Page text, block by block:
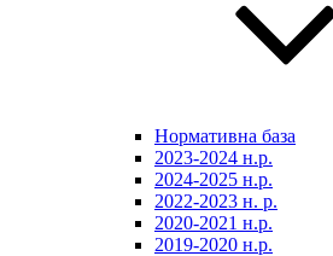
Нормативна база
2023-2024 н.р.
2024-2025 н.р.
2022-2023 н. р.
2020-2021 н.р.
2019-2020 н.р.